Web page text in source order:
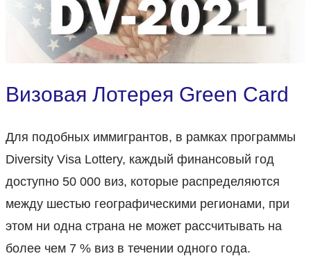
Визовая Лотерея Green Card
Для подобных иммигрантов, в рамках программы
Diversity Visa Lottery, каждый финансовый год
доступно 50 000 виз, которые распределяются
между шестью географическими регионами, при
этом ни одна страна не может рассчитывать на
более чем 7 % виз в течении одного года.